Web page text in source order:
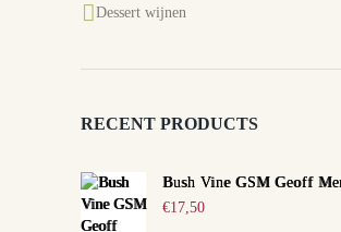
Dessert wijnen
RECENT PRODUCTS
Bush Vine GSM Geoff
€17,50